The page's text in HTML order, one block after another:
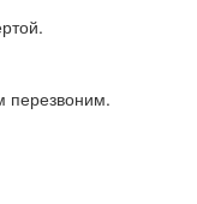
перезвоним.